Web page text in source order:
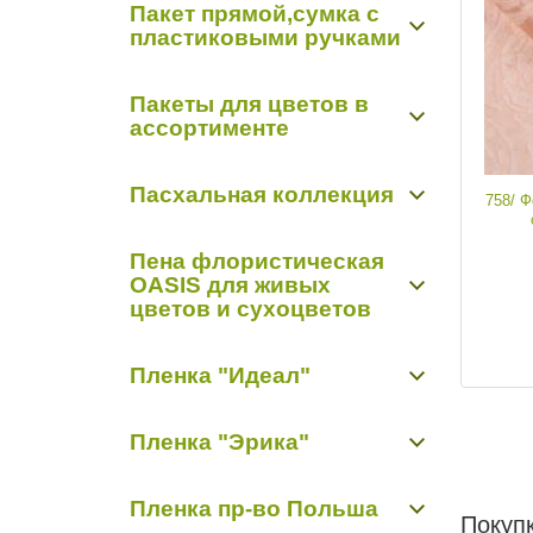
Органза-снег 0,48 м х 9,14 м
Органза-снег 0,7 м х 9,14 м
Открытки "Арт Дизайн Р"
Открытки "Мир открыток"
Пакет прямой,сумка с
пластиковыми ручками
ручками
Пакеты для цветов в
ассортименте
Пасхальная коллекция
Пена флористическая
OASIS для живых
цветов и сухоцветов
Пиафлор фигурный
Пленка "Идеал"
Пленка прозрачная с рисунком "Идеал"
Пленка "Эрика"
Пленка с рисунком "Эрика"
Пленка пр-во Польша
758/